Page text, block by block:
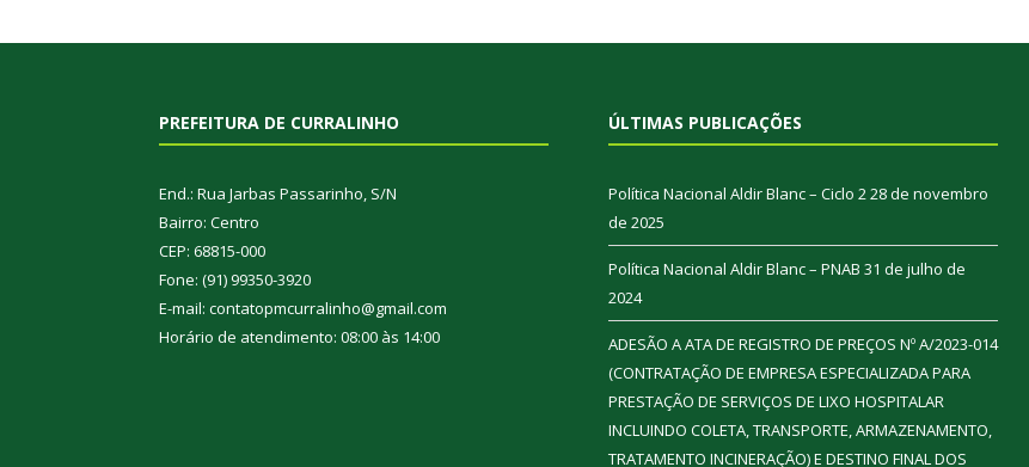
PREFEITURA DE CURRALINHO
End.: Rua Jarbas Passarinho, S/N
Bairro: Centro
CEP: 68815-000
Fone: (91) 99350-3920
E-mail: contatopmcurralinho@gmail.com
Horário de atendimento: 08:00 às 14:00
ÚLTIMAS PUBLICAÇÕES
Política Nacional Aldir Blanc – Ciclo 228 de novembro
de 2025
Política Nacional Aldir Blanc – PNAB 31 de julho de
2024
ADESÃO A ATA DE REGISTRO DE PREÇOS Nº A/2023-014
(CONTRATAÇÃO DE EMPRESA ESPECIALIZADA PARA
PRESTAÇÃO DE SERVIÇOS DE LIXO HOSPITALAR
INCLUINDO COLETA, TRANSPORTE, ARMAZENAMENTO,
TRATAMENTO INCINERAÇÃO) E DESTINO FINAL DOS